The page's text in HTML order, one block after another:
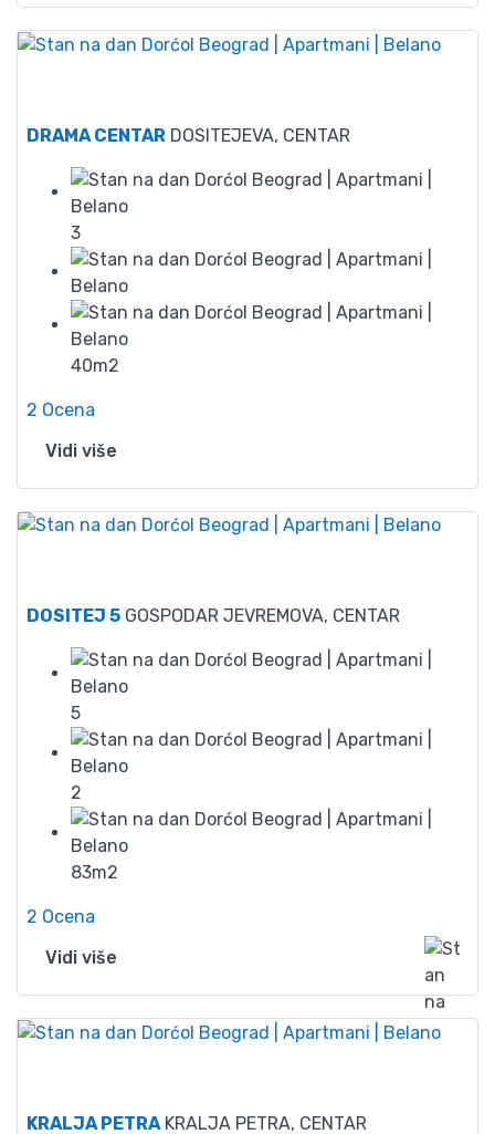
DRAMA CENTAR DOSITEJEVA, CENTAR
3
40m2
2 Ocena
Vidi više
DOSITEJ 5 GOSPODAR JEVREMOVA, CENTAR
5
2
83m2
2 Ocena
Vidi više
KRALJA PETRA KRALJA PETRA, CENTAR